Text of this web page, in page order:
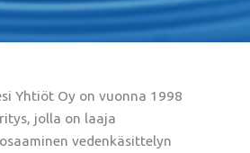
Yhtiöt Oy on vuonna 1998
jolla on laaja
vedenkäsittelyn